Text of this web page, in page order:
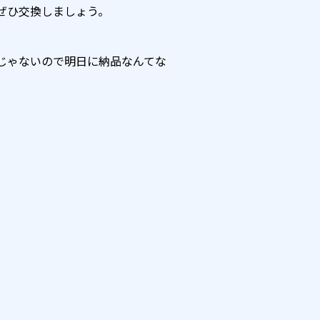
交換しましょう。
ないので明日に納品なんてな